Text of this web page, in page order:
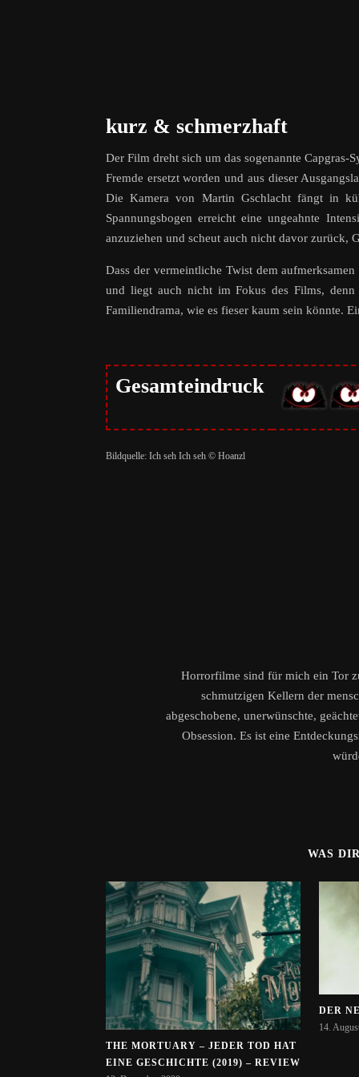
kurz & schmerzhaft
Der Film dreht sich um das sogenannte Capgras-
Fremde ersetzt worden und aus dieser
Die Kamera von Martin Gschlacht fängt in
Spannungsbogen erreicht eine ungeahnte
anzuziehen und scheut auch nicht davor zurück,
Dass der vermeintliche Twist dem
und liegt auch nicht im Fokus des Films,
Familiendrama, wie es fieser kaum sein könnte.
Gesamteindruck
Bildquelle: Ich seh Ich seh © Hoanzl
Horrorfilme sind für mich ein Tor
schmutzigen Kellern der
abgeschobene, unerwünschte,
Obsession. Es ist eine
WAS
THE MORTUARY – JEDER TOD HAT
EINE GESCHICHTE (2019) – REVIEW
DER
14.